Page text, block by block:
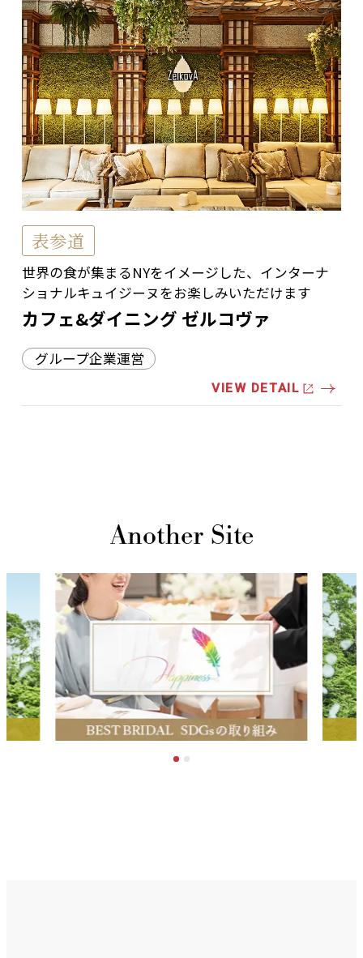
表参道
世界の食が集まるNYをイメージした、インターナ
ショナルキュイジーヌをお楽しみいただけます
カフェ&ダイニング ゼルコヴァ
グループ企業運営
VIEW DETAIL
Another Site